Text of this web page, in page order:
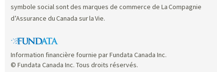
symbole social sont des marques de commerce de La Compagnie
d’Assurance du Canada sur la Vie.
Information financière fournie par Fundata Canada Inc.
© Fundata Canada Inc. Tous droits réservés.